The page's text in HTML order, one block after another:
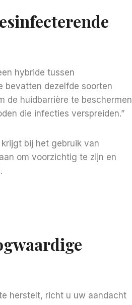
hybride tussen
bevatten dezelfde soorten
de huidbarrière te beschermen
die infecties verspreiden.”
bij het gebruik van
om voorzichtig te zijn en
herstelt, richt u uw aandacht